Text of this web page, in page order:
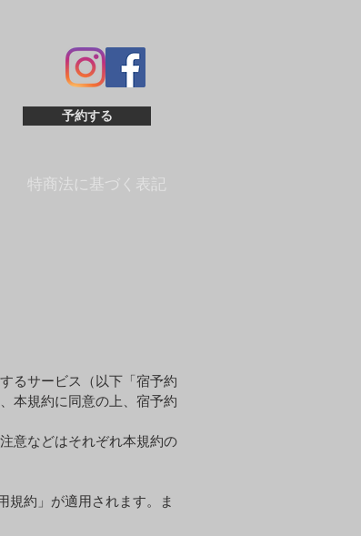
予約する
特商法に基づく表記
るサービス（以下「宿予約
本規約に同意の上、宿予約
意などはそれぞれ本規約の
規約」が適⽤されます。ま